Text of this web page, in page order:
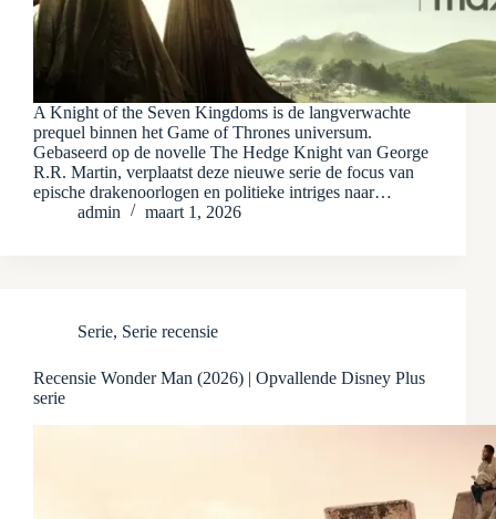
A Knight of the Seven Kingdoms is de langverwachte
prequel binnen het Game of Thrones universum.
Gebaseerd op de novelle The Hedge Knight van George
R.R. Martin, verplaatst deze nieuwe serie de focus van
epische drakenoorlogen en politieke intriges naar…
admin
maart 1, 2026
Serie, Serie recensie
Recensie Wonder Man (2026) | Opvallende Disney Plus
serie